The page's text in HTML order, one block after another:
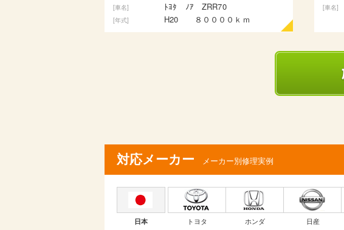
富士重工
対応メーカー メーカー別修理実例
日本 トヨタ ホンダ 日産